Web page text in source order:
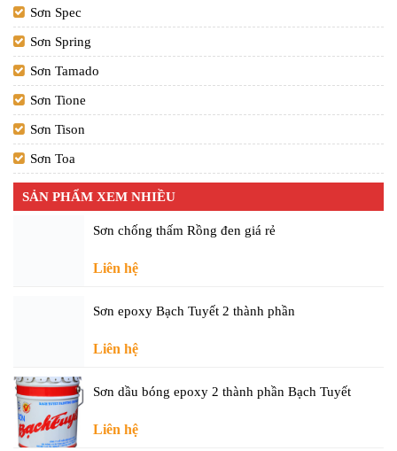
Sơn Spec
Sơn Spring
Sơn Tamado
Sơn Tione
Sơn Tison
Sơn Toa
SẢN PHẨM XEM NHIỀU
Sơn chống thấm Rồng đen giá rẻ
Liên hệ
Sơn epoxy Bạch Tuyết 2 thành phần
Liên hệ
Sơn dầu bóng epoxy 2 thành phần Bạch Tuyết
Liên hệ